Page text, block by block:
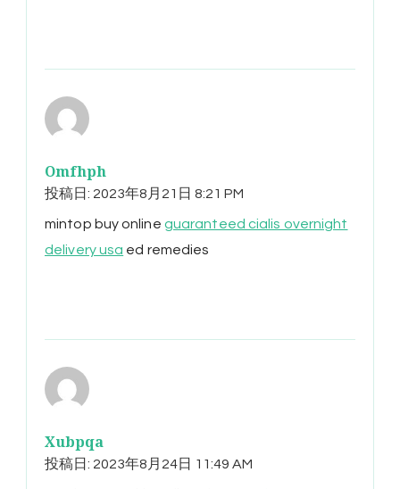
Omfhph
投稿日: 2023年8月21日 8:21 PM
mintop buy online guaranteed cialis overnight
delivery usa ed remedies
Xubpqa
投稿日: 2023年8月24日 11:49 AM